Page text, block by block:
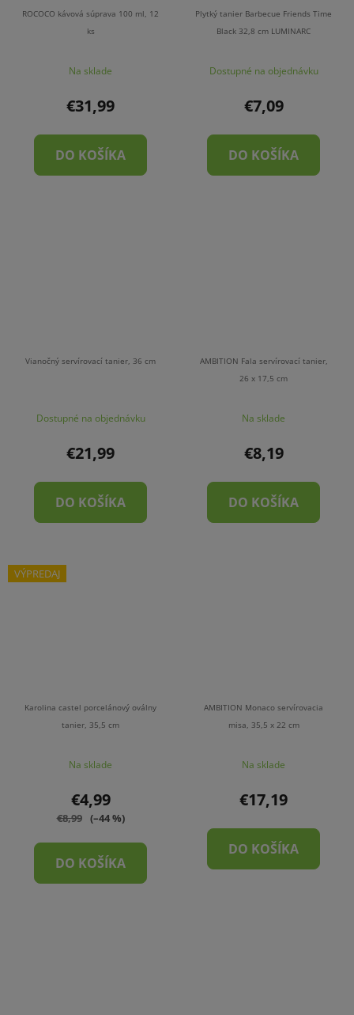
ROCOCO kávová súprava 100 ml, 12
ks
Na sklade
€31,99
DO KOŠÍKA
Plytký tanier Barbecue Friends Time
Black 32,8 cm LUMINARC
Dostupné na objednávku
€7,09
DO KOŠÍKA
Vianočný servírovací tanier, 36 cm
Dostupné na objednávku
€21,99
DO KOŠÍKA
AMBITION Fala servírovací tanier,
26 x 17,5 cm
Na sklade
€8,19
DO KOŠÍKA
VÝPREDAJ
Karolina castel porcelánový oválny
tanier, 35,5 cm
Na sklade
€4,99
€8,99 (–44 %)
DO KOŠÍKA
AMBITION Monaco servírovacia
misa, 35,5 x 22 cm
Na sklade
€17,19
DO KOŠÍKA